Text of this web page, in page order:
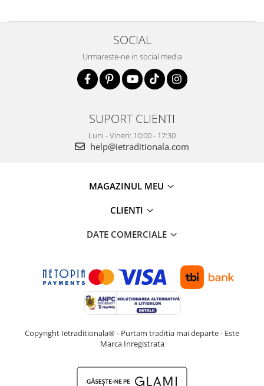
SOCIAL
Urmareste-ne in social media
SUPORT CLIENTI
Luni - Vineri: 10:00 - 17:30
help@ietraditionala.com
MAGAZINUL MEU
CLIENTI
DATE COMERCIALE
Copyright Ietraditionala® - Purtam traditia mai departe - Este
Marca Inregistrata